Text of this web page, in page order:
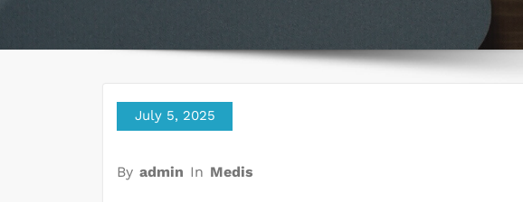
July 5, 2025
By admin In Medis